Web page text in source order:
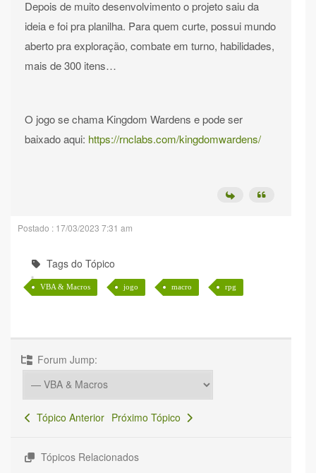
Depois de muito desenvolvimento o projeto saiu da
ideia e foi pra planilha. Para quem curte, possui mundo
aberto pra exploração, combate em turno, habilidades,
mais de 300 itens…
O jogo se chama Kingdom Wardens e pode ser
baixado aqui: https://rnclabs.com/kingdomwardens/
Postado : 17/03/2023 7:31 am
Tags do Tópico
VBA & Macros jogo macro rpg
Forum Jump:
Tópico Anterior Próximo Tópico
Tópicos Relacionados